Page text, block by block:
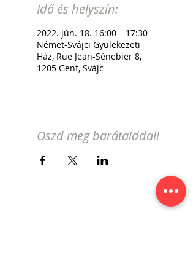
Idő és helyszín:
2022. jún. 18. 16:00 – 17:30
Német-Svájci Gyülekezeti
Ház, Rue Jean-Sénebier 8,
1205 Genf, Svájc
Oszd meg barátaiddal!